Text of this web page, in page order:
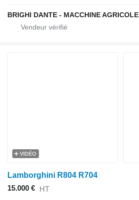
BRIGHI DANTE - MACCHINE AGRICOLE
VIDÉO
Lamborghini R804 R704
15.000 € HT